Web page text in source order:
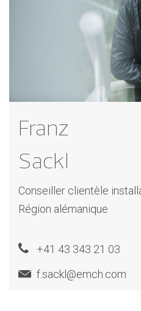
Franz
Sackl
Conseiller clientèle
Région alémanique
+41 43 343 21 03
f.sackl@emch.com